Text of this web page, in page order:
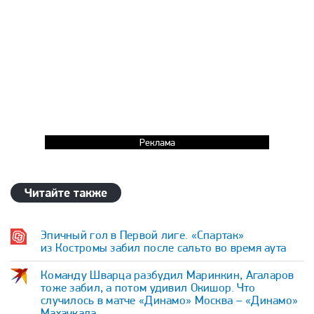
Реклама
Читайте также
Эпичный гол в Первой лиге. «Спартак»
из Костромы забил после сальто во время аута
Команду Шварца разбудил Маринкин, Агаларов
тоже забил, а потом удивил Окишор. Что
случилось в матче «Динамо» Москва – «Динамо»